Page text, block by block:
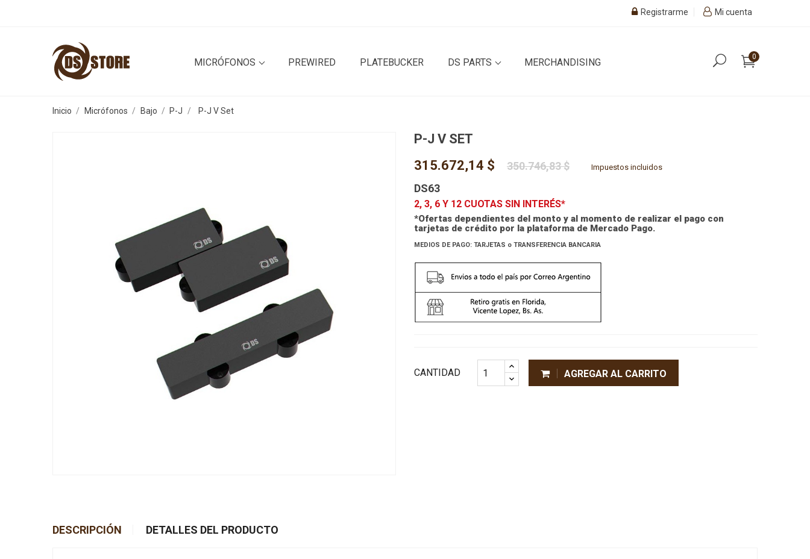
Mi cuenta
Registrarme
0
MICRÓFONOS PREWIRED PLATEBUCKER DS PARTS MERCHANDISING
Inicio Micrófonos Bajo P-J P-J V Set
P-J V SET
315.672,14 $
350.746,83 $ Impuestos incluidos
DS63
2, 3, 6 Y 12 CUOTAS SIN INTERÉS*
*Ofertas dependientes del monto y al momento de realizar el pago con
tarjetas de crédito por la plataforma de Mercado Pago.
MEDIOS DE PAGO: TARJETAS o TRANSFERENCIA BANCARIA
CANTIDAD AGREGAR AL CARRITO
DESCRIPCIÓN DETALLES DEL PRODUCTO